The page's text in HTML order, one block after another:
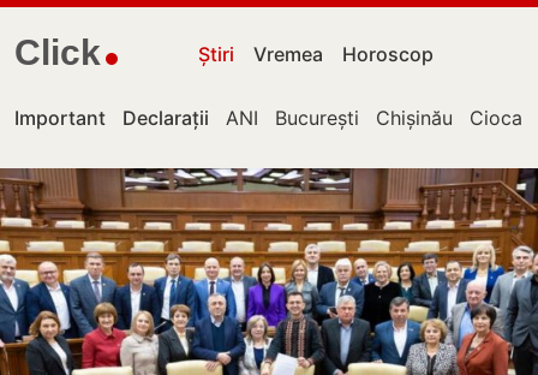
Click Știri Vremea Horoscop
Important Declarații ANI București Chișinău